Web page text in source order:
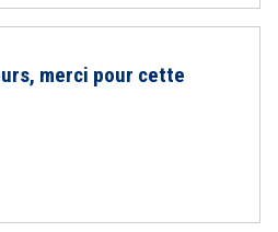
merci pour cette